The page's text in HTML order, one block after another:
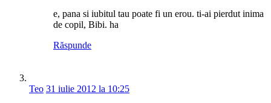
e, pana si iubitul tau poate fi un erou. ti-ai pierdut inima
de copil, Bibi. ha
Răspunde
Teo 31 iulie 2012 la 10:25